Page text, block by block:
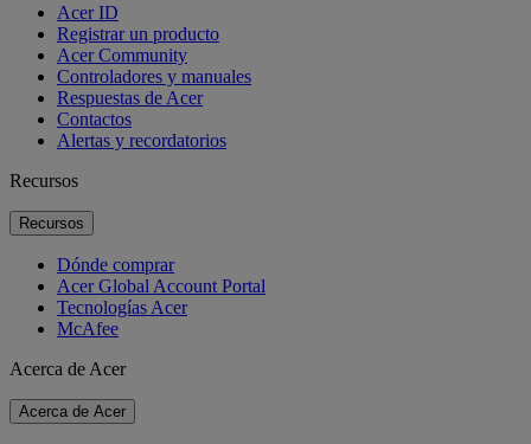
Acer ID
Registrar un producto
Acer Community
Controladores y manuales
Respuestas de Acer
Contactos
Alertas y recordatorios
Recursos
Recursos
Dónde comprar
Acer Global Account Portal
Tecnologías Acer
McAfee
Acerca de Acer
Acerca de Acer